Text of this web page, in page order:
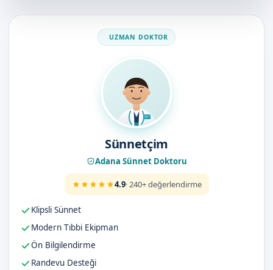
Doktorumuz
Sünnetçim
Adana Sünnet Doktoru
4.9· 240+ değerlendirme
Klipsli Sünnet
Modern Tıbbi Ekipman
Ön Bilgilendirme
Randevu Desteği